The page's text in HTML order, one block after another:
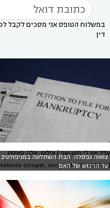
במשלוח הטופס אני מסכים לקבל
דין
צוואה נפסלה: הבת השתלטה
על הרכוש של האם
עו"ד אורלי מנע-שני | צילום: אלה פאוסט
(אילוסטרציה: Melinda Gimpel, Unsplash)